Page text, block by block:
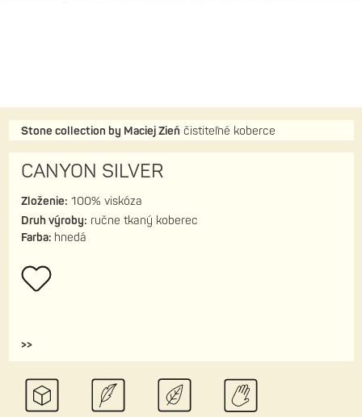
Stone collection by Maciej Zień čistiteľné koberce
CANYON SILVER
Zloženie: 100% viskóza
Druh výroby: ručne tkaný koberec
Farba: hnedá
>>